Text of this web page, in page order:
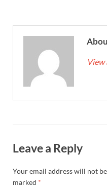
View
Leave a Reply
Your email address will not
marked *